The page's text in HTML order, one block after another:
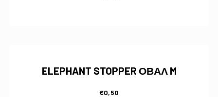
ELEPHANT STOPPER ΟΒΑΛ M
€0,50